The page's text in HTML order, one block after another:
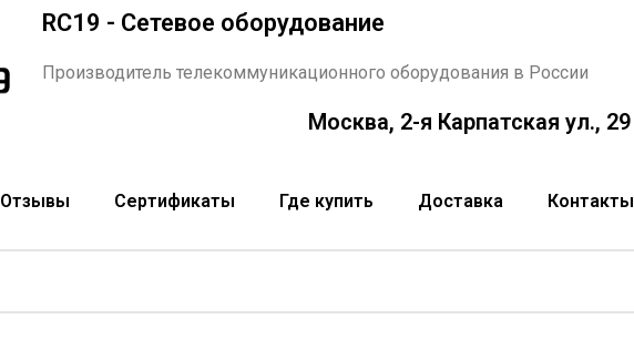
RC19 - Сетевое оборудование
Производитель телекоммуникационного оборудования в России
Москва, 2-я Карпатская ул., 29
Отзывы Сертификаты Где купить Доставка Контакты